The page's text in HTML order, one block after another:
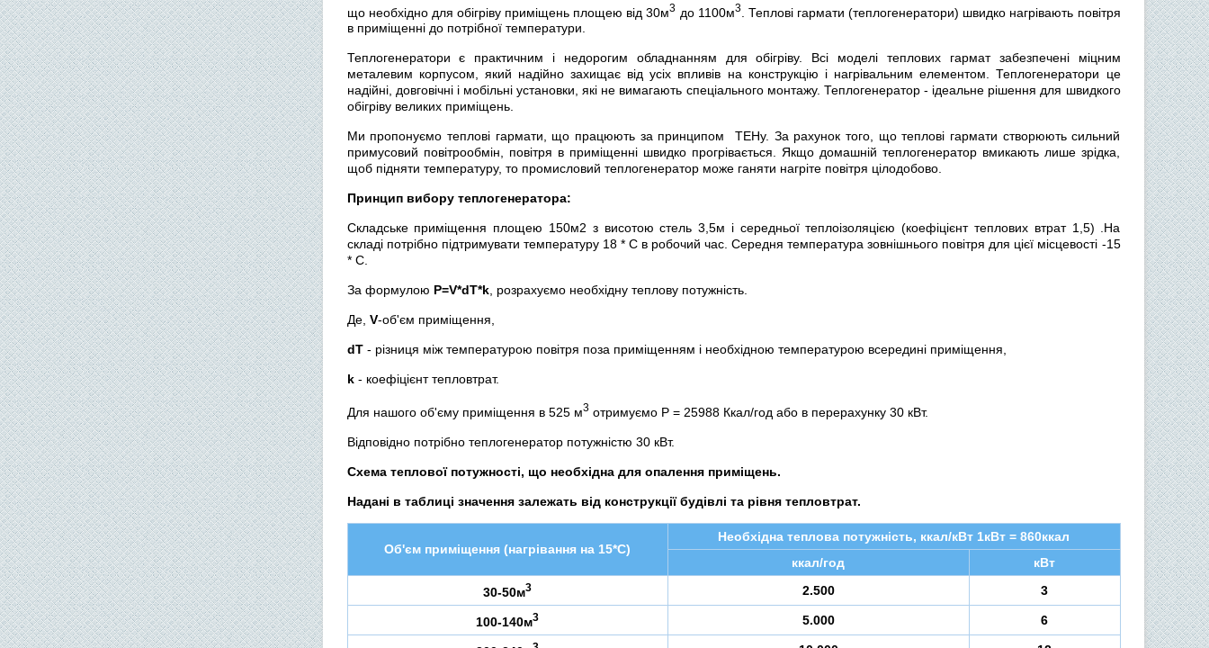
що необхідно для обігріву приміщень площею від 30м3 до 1100м3. Теплові гармати (теплогенератори) швидко нагрівають повітря
в приміщенні до потрібної температури.
Теплогенератори є практичним і недорогим обладнанням для обігріву. Всі моделі теплових гармат забезпечені міцним
металевим корпусом, який надійно захищає від усіх впливів на конструкцію і нагрівальним елементом. Теплогенератори це
надійні, довговічні і мобільні установки, які не вимагають спеціального монтажу. Теплогенератор - ідеальне рішення для швидкого
обігріву великих приміщень.
Ми пропонуємо теплові гармати, що працюють за принципом ТЕНу. За рахунок того, що теплові гармати створюють сильний
примусовий повітрообмін, повітря в приміщенні швидко прогрівається. Якщо домашній теплогенератор вмикають лише зрідка,
щоб підняти температуру, то промисловий теплогенератор може ганяти нагріте повітря цілодобово.
Принцип вибору теплогенератора:
Складське приміщення площею 150м2 з висотою стель 3,5м і середньої теплоізоляцією (коефіцієнт теплових втрат 1,5) .На
складі потрібно підтримувати температуру 18 * С в робочий час. Середня температура зовнішнього повітря для цієї місцевості -15
* С.
За формулою Р=V*dT*k, розрахуємо необхідну теплову потужність.
Де, V-об'єм приміщення,
dT- різниця між температурою повітря поза приміщенням і необхідною температурою всередині приміщення,
k - коефіцієнт тепловтрат.
Для нашого об'єму приміщення в 525 м3отримуємо Р = 25988 Ккал/год або в перерахунку 30 кВт.
Відповідно потрібно теплогенератор потужністю 30 кВт.
Схема теплової потужності, що необхідна для опалення приміщень.
Надані в таблиці значення залежать від конструкції будівлі та рівня тепловтрат.
Об'єм приміщення (нагрівання на 15*С)
Необхідна теплова потужність, ккал/кВт 1кВт = 860ккал
ккал/год
кВт
30-50м3 2.500 3
100-140м3 5.000 6